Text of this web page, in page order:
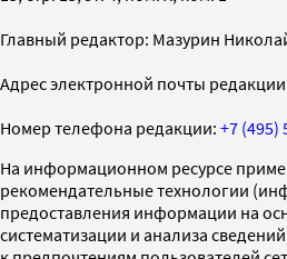
Главный редактор: Мазурин
Адрес электронной почты
Номер телефона редакции: +7 (495)
На информационном ресурсе
рекомендательные технологии
предоставления информации на
систематизации и анализа